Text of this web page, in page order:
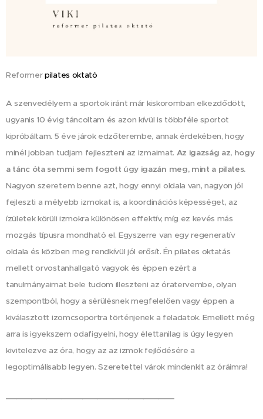
Reformerpilates oktató
A szenvedélyem a sportok iránt már kiskoromban elkezdődött,
ugyanis 10 évig táncoltam és azon kívül is többféle sportot
kipróbáltam. 5 éve járok edzőterembe, annak érdekében, hogy
minél jobban tudjam fejleszteni az izmaimat. Az igazság az, hogy
a tánc óta semmi sem fogott úgy igazán meg, mint a pilates.
Nagyon szeretem benne azt, hogy ennyi oldala van, nagyon jól
fejleszti a mélyebb izmokat is, a koordinációs képességet, az
ízületek körüli izmokra különösen effektív, míg ez kevés más
mozgás típusra mondható el. Egyszerre van egy regeneratív
oldala és közben meg rendkívül jól erősít. Én pilates oktatás
mellett orvostanhallgató vagyok és éppen ezért a
tanulmányaimat bele tudom illeszteni az óratervembe, olyan
szempontból, hogy a sérülésnek megfelelően vagy éppen a
kiválasztott izomcsoportra történjenek a feladatok. Emellett még
arra is igyekszem odafigyelni, hogy élettanilag is úgy legyen
kivitelezve az óra, hogy az az izmok fejlődésére a
legoptimálisabb legyen. Szeretettel várok mindenkit az óráimra!